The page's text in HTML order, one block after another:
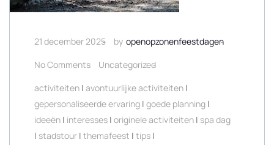
21 december 2025 by openopzonenfeestdagen
No Comments
Uncategorized
activiteiten | avontuurlijke activiteiten |
gepersonaliseerde ervaring | goede planning |
ideeën | interesses | originele activiteiten | spa dag
| stadstour | themafeest | tips |